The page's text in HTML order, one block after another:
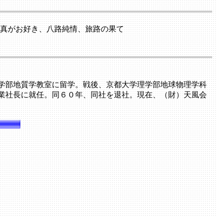
がお好き、八路純情、旅路の果て
地質学教室に留学。戦後、京都大学理学部地球物理学科
長に就任。同６０年、同社を退社。現在、（財）天風会